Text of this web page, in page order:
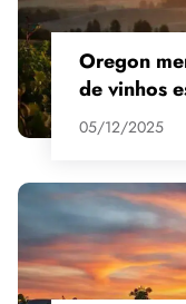
Oregon
de vinhos
qualidade
05/12/2025